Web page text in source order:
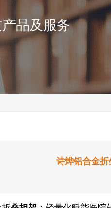
品及服务
诗烨铝合金